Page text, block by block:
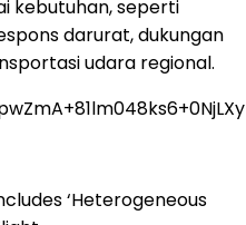
kebutuhan, seperti
darurat, dukungan
udara regional.
‘Heterogeneous